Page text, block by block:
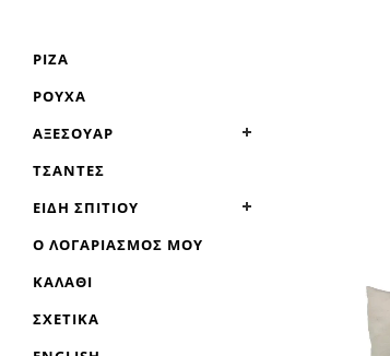
ΡΊΖΑ
ΡΟΎΧΑ
ΑΞΕΣΟΥΆΡ
ΤΣΆΝΤΕΣ
ΕΊΔΗ ΣΠΙΤΙΟΎ
Ο ΛΟΓΑΡΙΑΣΜΌΣ ΜΟΥ
ΚΑΛΆΘΙ
ΣΧΕΤΙΚΆ